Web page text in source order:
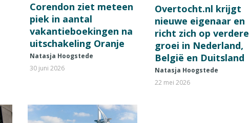
Corendon ziet meteen
piek in aantal
vakantieboekingen na
uitschakeling Oranje
Natasja Hoogstede
30 juni 2026
Overtocht.nl krijgt
nieuwe eigenaar en
richt zich op verdere
groei in Nederland,
België en Duitsland
Natasja Hoogstede
22 mei 2026